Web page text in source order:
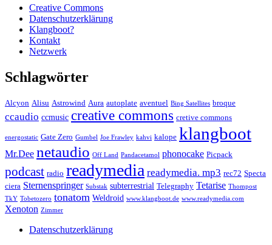
Creative Commons
Datenschutzerklärung
Klangboot?
Kontakt
Netzwerk
Schlagwörter
Alcyon Alisu Astrowind Aura autoplate aventuel Bing Satellites broque
ccaudio ccmusic creative commons cretive commons
energostatic Gate Zero Gumbel Joe Frawley kahvi kalope klangboot
Mr.Dee netaudio Off Land Pandacetamol phonocake Picpack
podcast radio readymedia readymedia. mp3 rec72 Specta
ciera Sternenspringer Substak subterrestrial Telegraphy Tetarise Thompost
TkY Tobetozero tonatom Weldroid www.klangboot.de www.readymedia.com
Xenoton Zimmer
Datenschutzerklärung